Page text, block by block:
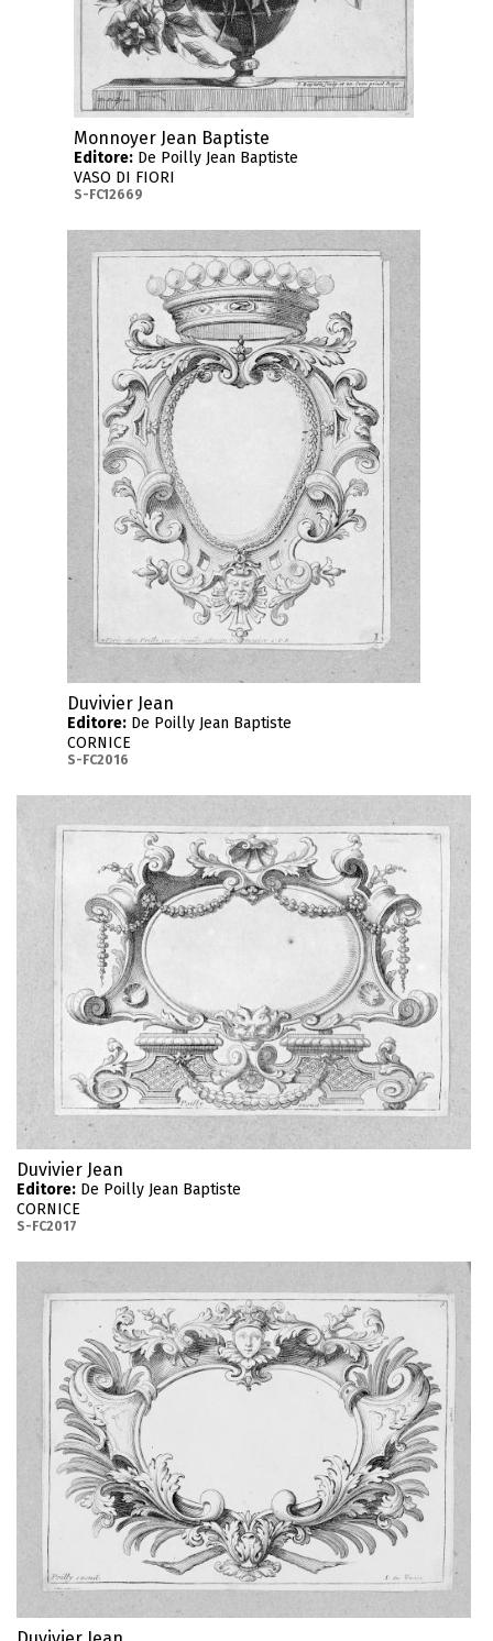
Monnoyer Jean Baptiste
Editore:De Poilly Jean Baptiste
VASO DI FIORI
S-FC12669
Duvivier Jean
Editore: De Poilly Jean Baptiste
CORNICE
S-FC2016
Duvivier Jean
Editore: De Poilly Jean Baptiste
CORNICE
S-FC2017